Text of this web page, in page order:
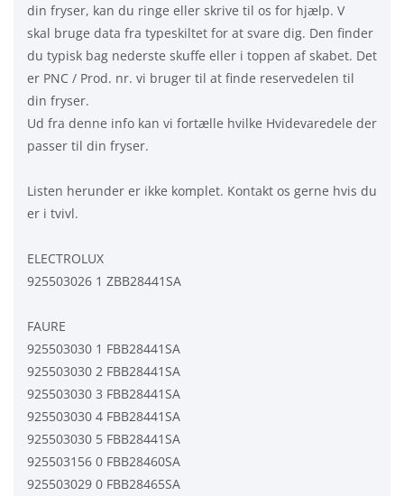
din fryser, kan du ringe eller skrive til os for hjælp. V
skal bruge data fra typeskiltet for at svare dig. Den finder
du typisk bag nederste skuffe eller i toppen af skabet. Det
er PNC / Prod. nr. vi bruger til at finde reservedelen til
din fryser.
Ud fra denne info kan vi fortælle hvilke Hvidevaredele der
passer til din fryser.
Listen herunder er ikke komplet. Kontakt os gerne hvis du
er i tvivl.
ELECTROLUX
925503026 1 ZBB28441SA
FAURE
925503030 1 FBB28441SA
925503030 2 FBB28441SA
925503030 3 FBB28441SA
925503030 4 FBB28441SA
925503030 5 FBB28441SA
925503156 0 FBB28460SA
925503029 0 FBB28465SA